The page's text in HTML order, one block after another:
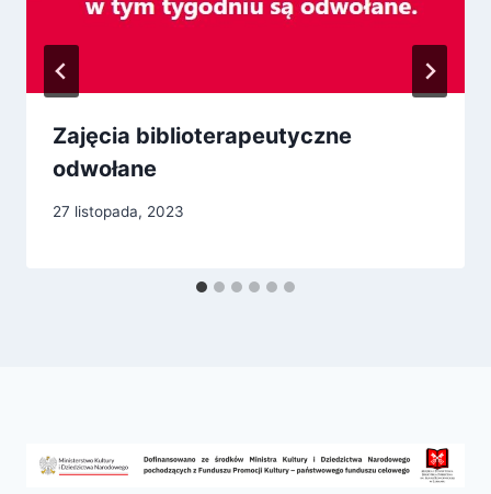
Zajęcia biblioterapeutyczne
odwołane
27 listopada, 2023